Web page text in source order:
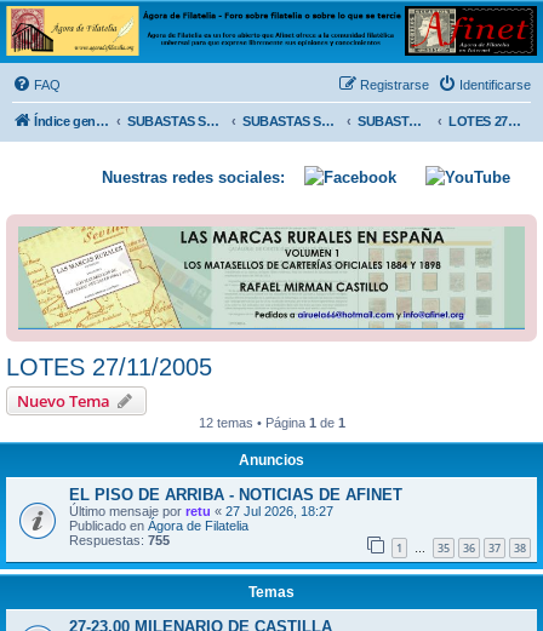
Ágora de Filatelia
Foro sobre filatelia o sobre lo que se tercie. Ágora de Filatelia es un foro abierto que Afinet
ofrece a la comunidad filatélica universal para que exprese libremente sus opiniones y
conocimientos
FAQ Identificarse
Registrarse
Índice general SUBASTAS SOLIDARIAS (In memoriam MENDOZA) SUBASTAS SOLIDARIAS 2025 y anteriores SUBASTAS SOLIDARIAS 2005 LOTES 27/11/2005
Nuestras redes sociales:
LOTES 27/11/2005
Nuevo Tema
12 temas • Página 1 de 1
Anuncios
EL PISO DE ARRIBA - NOTICIAS DE AFINET
Último mensaje por retu « 27 Jul 2026, 18:27
Publicado en Ágora de Filatelia
Respuestas: 755 1 … 35 36 37 38
Temas
27-23,00 MILENARIO DE CASTILLA